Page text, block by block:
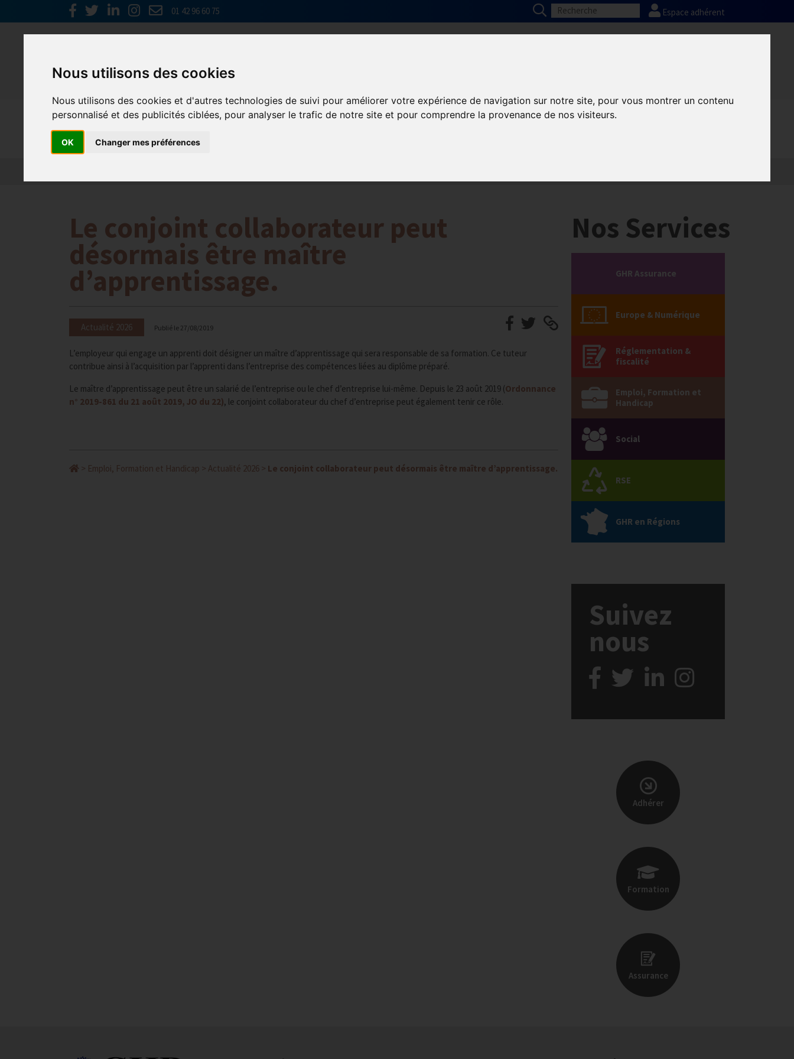
Nous utilisons des cookies
Nous utilisons des cookies et d'autres technologies de suivi pour améliorer votre expérience de navigation sur notre site, pour vous montrer un contenu
personnalisé et des publicités ciblées, pour analyser le trafic de notre site et pour comprendre la provenance de nos visiteurs.
OK Changer mes préférences
01 42 96 60 75 Espace adhérent
Emploi, Formation et Handicap
Le conjoint collaborateur peut
désormais être maître
d’apprentissage.
Actualité 2026 Publié le 27/08/2019
L’employeur qui engage un apprenti doit désigner un maître d’apprentissage qui sera responsable de sa formation. Ce tuteur
contribue ainsi à l’acquisition par l’apprenti dans l’entreprise des compétences liées au diplôme préparé.
Le maître d’apprentissage peut être un salarié de l’entreprise ou le chef d’entreprise lui-même. Depuis le 23 août 2019 (Ordonnance
n° 2019-861 du 21 août 2019, JO du 22), le conjoint collaborateur du chef d’entreprise peut également tenir ce rôle.
> Emploi, Formation et Handicap > Actualité 2026 > Le conjoint collaborateur peut désormais être maître d’apprentissage.
Nos Services
GHR Assurance
Europe & Numérique
Réglementation &
fiscalité
Emploi, Formation et
Handicap
Social
RSE
GHR en Régions
Suivez
nous
Adhérer
Formation
Assurance